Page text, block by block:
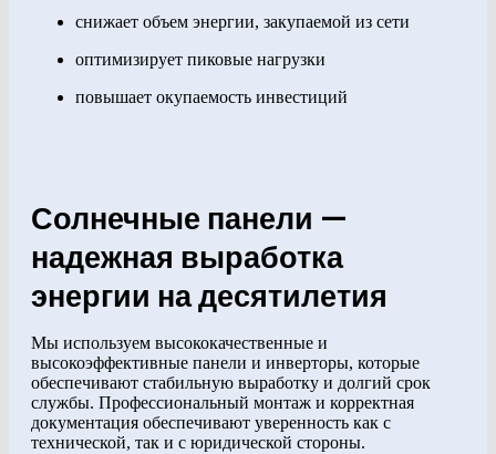
снижает объем энергии, закупаемой из сети
оптимизирует пиковые нагрузки
повышает окупаемость инвестиций
Солнечные панели —
надежная выработка
энергии на десятилетия
Мы используем высококачественные и
высокоэффективные панели и инверторы, которые
обеспечивают стабильную выработку и долгий срок
службы. Профессиональный монтаж и корректная
документация обеспечивают уверенность как с
технической, так и с юридической стороны.